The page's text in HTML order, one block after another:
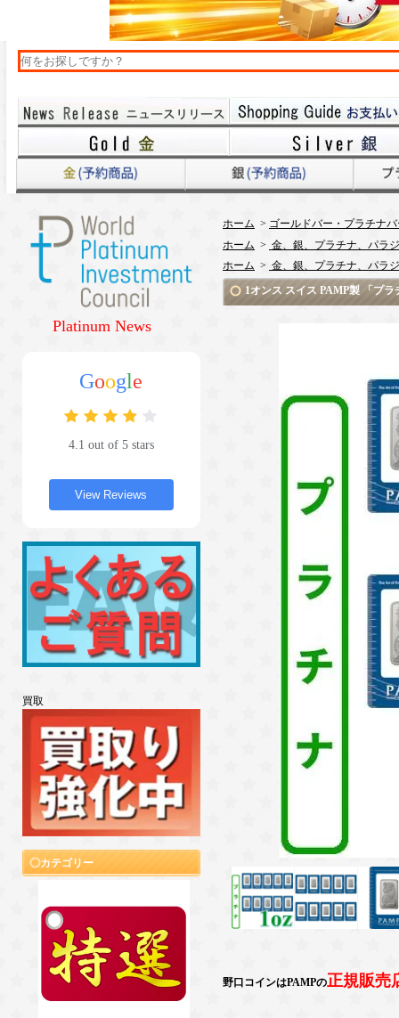
Platinum News
Google
4.1 out of 5 stars
View Reviews
買取
カテゴリー
ホーム > ゴールドバー・プラチナ
ホーム > 金、銀、プラチナ、パラ
ホーム > 金、銀、プラチナ、パラ
1オンス スイス PAMP製 「プ
野口コインはPAMPの正規販売